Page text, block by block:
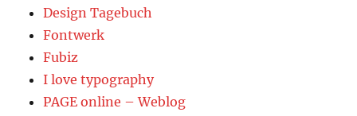
Design Tagebuch
Fontwerk
Fubiz
I love typography
PAGE online – Weblog